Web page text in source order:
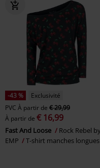
-43 %
Exclusivité
PVC À partir de € 29,99
À partir de € 16,99
Fast And Loose
Rock Rebel by
EMP
T-shirt manches longues